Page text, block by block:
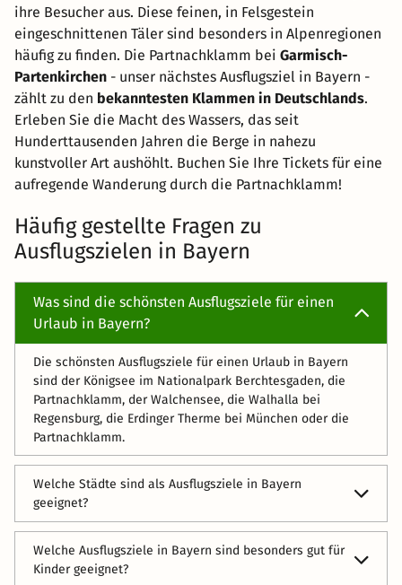
ihre Besucher aus. Diese feinen, in Felsgestein
eingeschnittenen Täler sind besonders in Alpenregionen
häufig zu finden. Die Partnachklamm bei Garmisch-
Partenkirchen - unser nächstes Ausflugsziel in Bayern -
zählt zu den bekanntesten Klammen in Deutschlands.
Erleben Sie die Macht des Wassers, das seit
Hunderttausenden Jahren die Berge in nahezu
kunstvoller Art aushöhlt. Buchen Sie Ihre Tickets für eine
aufregende Wanderung durch die Partnachklamm!
Häufig gestellte Fragen zu
Ausflugszielen in Bayern
Was sind die schönsten Ausflugsziele für einen
Urlaub in Bayern?
Die schönsten Ausflugsziele für einen Urlaub in Bayern
sind der Königsee im Nationalpark Berchtesgaden, die
Partnachklamm, der Walchensee, die Walhalla bei
Regensburg, die Erdinger Therme bei München oder die
Partnachklamm.
Welche Städte sind als Ausflugsziele in Bayern
geeignet?
Augsburg, München, Nürnberg, Bamberg, Bayreuth,
Rothenburg ob der Tauber oder Regensburg.
Welche Ausflugsziele in Bayern sind besonders gut für
Kinder geeignet?